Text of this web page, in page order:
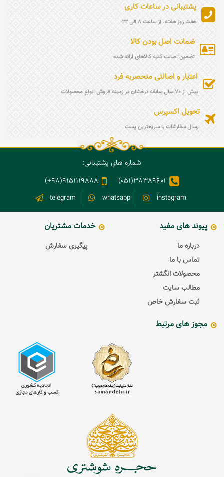
پشتیبانی در ساعات کاری
هفت روز هفته، از ساعت 8 الی 22
ضمانت اصل بودن کالا
تضمین اصالت کلیه کالاهای ارائه شده
اعتبار و اصالتی منحصربه فرد
بیش از 70 سال سابقه درخشان در زمینه فروش انواع محصولات
تحویل اکسپرس
ارسال سفارشات با سریعترین پست
شماره های پشتیبانی:
38389601(051)
9151119888(98+)
instagram
whatsapp
telegram
پیوند های مفید
درباره ما
تماس با ما
محصولات انگشتر
مطالب سایت
ثبت سفارش خاص
خدمات مشتریان
پیگیری سفارش
مجوز های مرتبط